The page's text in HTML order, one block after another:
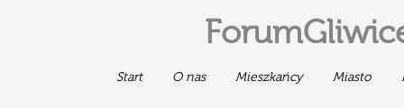
Start O nas Mieszkańcy Miasto